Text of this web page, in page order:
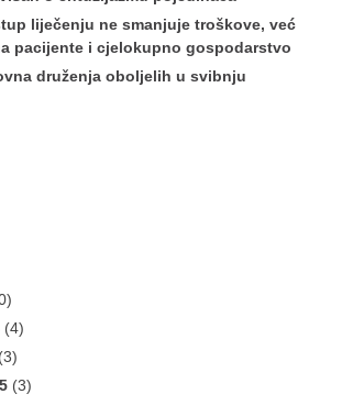
liječenju ne smanjuje troškove, već
pacijente i cjelokupno gospodarstvo
druženja oboljelih u svibnju
(4)
(3)
(3)